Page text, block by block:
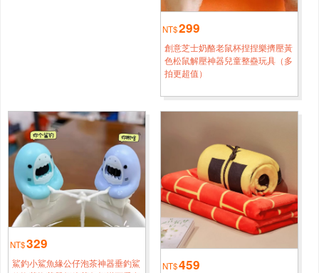
4小時鐘前
24H極速出貨 現貨 特惠創意仿真玉米抽紙盒客廳家用紙巾
新北
24H極速出貨 現貨 特惠創意仿真玉米抽紙盒客廳家用紙巾
劉*[0998****3515]
24H極速出貨 現貨 特惠創意仿真玉米抽紙盒客廳家用紙巾
盒車用茶几桌面擺件搞怪個性擺件
新北
楊*[0988****6458]
5小時鐘前
24H極速出貨 現貨 特惠創意仿真玉米抽紙盒客廳家用紙巾
盒車用茶几桌面擺件搞怪個性擺件
吳*[0920****7501]
NT$299
創意芝士奶酪老鼠杯捏捏樂擠壓黃
色松鼠解壓神器兒童整蠱玩具（多
拍更超值）
NT$329
鯊釣小鯊魚緣公仔泡茶神器垂釣鯊
NT$459